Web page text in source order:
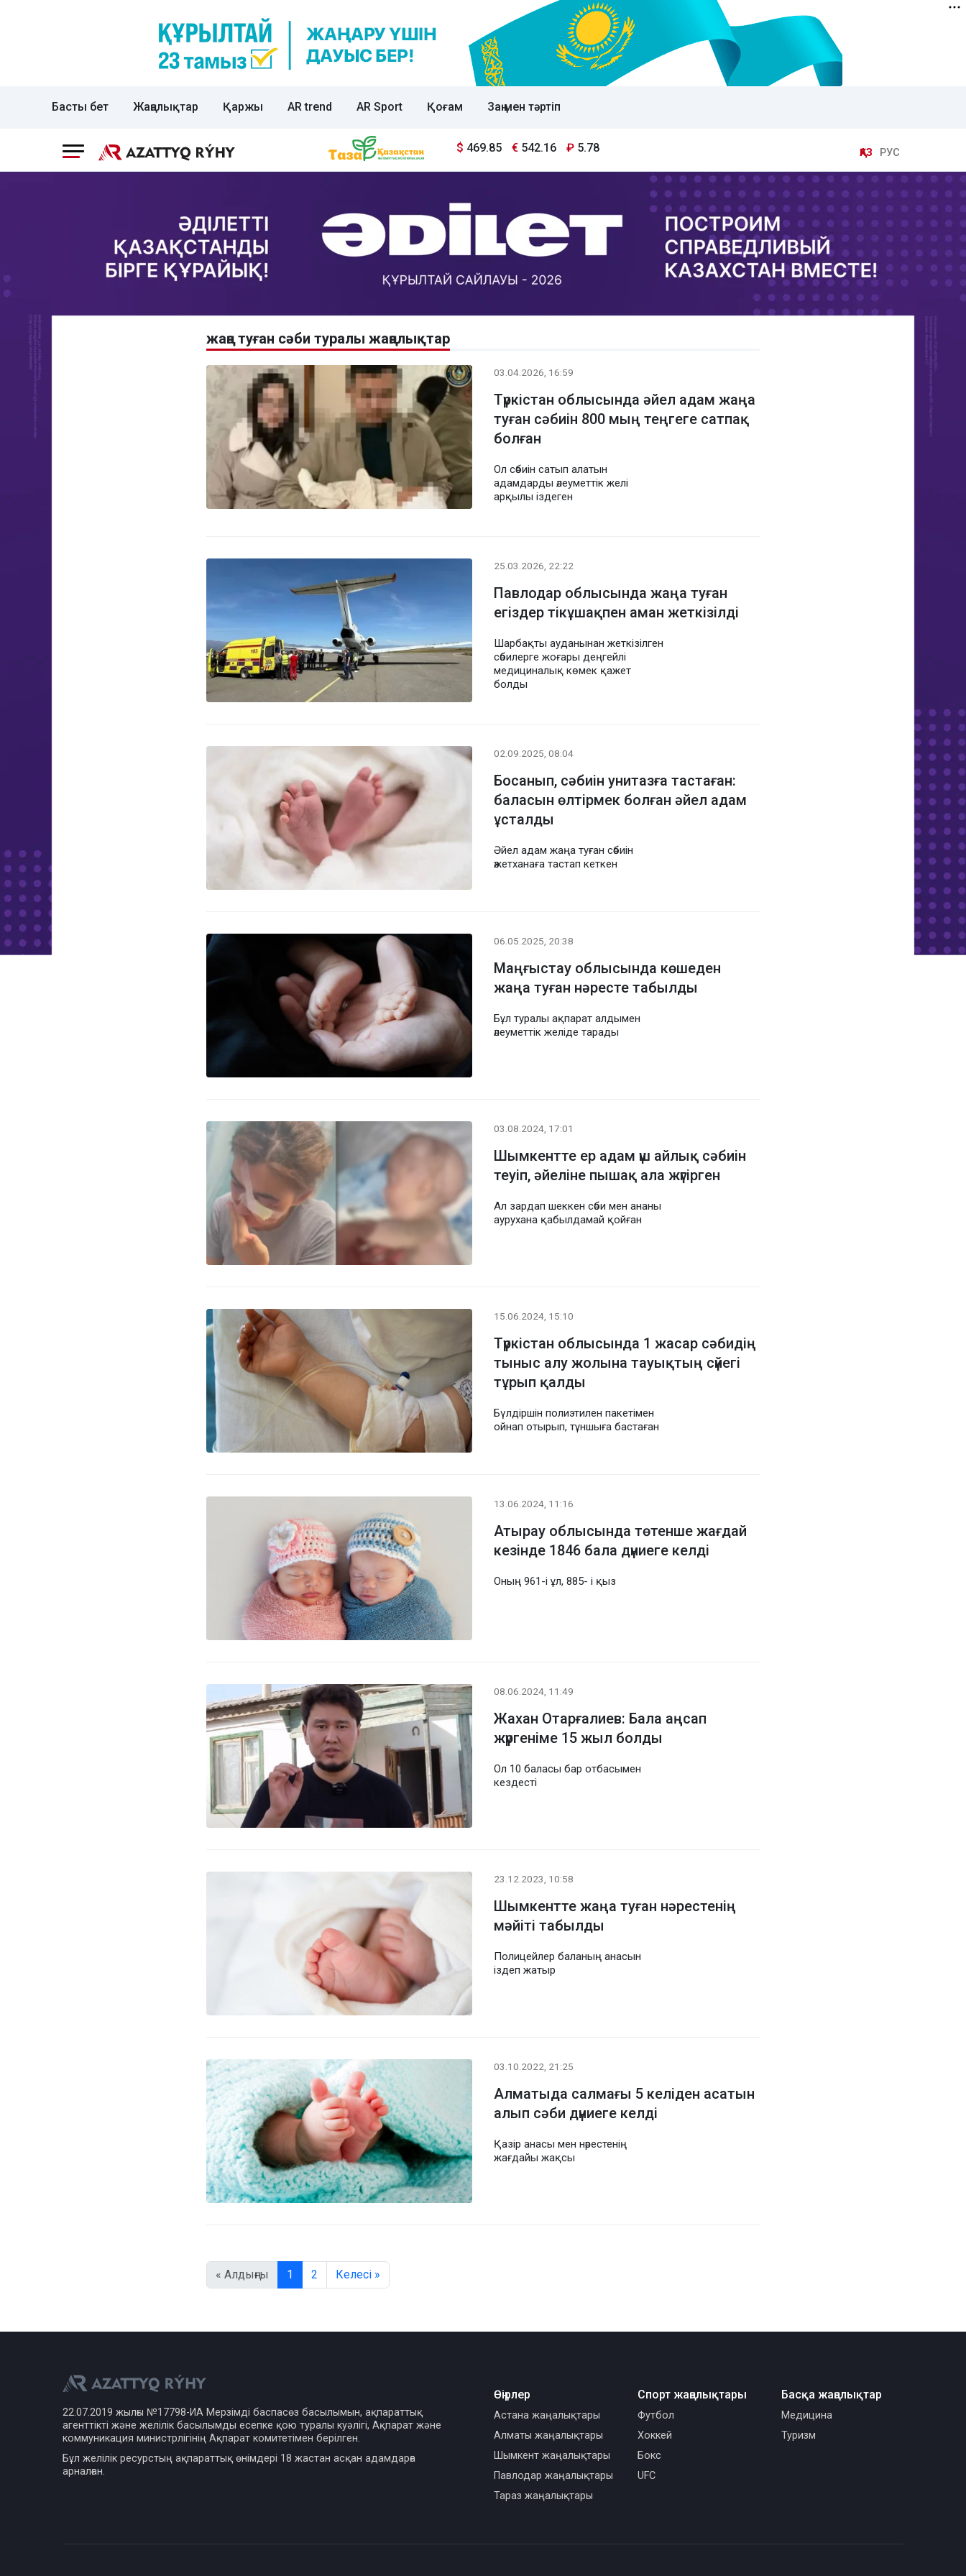
Басты бет Жаңалықтар Қаржы AR trend AR Sport Қоғам Заң мен тәртіп
$ 469.85 € 542.16 ₽ 5.78 ҚАЗ РУС
жаңа туған сәби туралы жаңалықтар
03.04.2026, 16:59
Түркістан облысында әйел адам жаңа
туған сәбиін 800 мың теңгеге сатпақ
болған
Ол сәбиін сатып алатын
адамдарды әлеуметтік желі
арқылы іздеген
25.03.2026, 22:22
Павлодар облысында жаңа туған
егіздер тікұшақпен аман жеткізілді
Шарбақты ауданынан жеткізілген
сәбилерге жоғары деңгейлі
медициналық көмек қажет
болды
02.09.2025, 08:04
Босанып, сәбиін унитазға тастаған:
баласын өлтірмек болған әйел адам
ұсталды
Әйел адам жаңа туған сәбиін
әжетханаға тастап кеткен
06.05.2025, 20:38
Маңғыстау облысында көшеден
жаңа туған нәресте табылды
Бұл туралы ақпарат алдымен
әлеуметтік желіде тарады
03.08.2024, 17:01
Шымкентте ер адам үш айлық сәбиін
теуіп, әйеліне пышақ ала жүгірген
Ал зардап шеккен сәби мен ананы
аурухана қабылдамай қойған
15.06.2024, 15:10
Түркістан облысында 1 жасар сәбидің
тыныс алу жолына тауықтың сүйегі
тұрып қалды
Бүлдіршін полиэтилен пакетімен
ойнап отырып, тұншыға бастаған
13.06.2024, 11:16
Атырау облысында төтенше жағдай
кезінде 1846 бала дүниеге келді
Оның 961-і ұл, 885- і қыз
08.06.2024, 11:49
Жахан Отарғалиев: Бала аңсап
жүргеніме 15 жыл болды
Ол 10 баласы бар отбасымен
кездесті
23.12.2023, 10:58
Шымкентте жаңа туған нәрестенің
мәйіті табылды
Полицейлер баланың анасын
іздеп жатыр
03.10.2022, 21:25
Алматыда салмағы 5 келіден асатын
алып сәби дүниеге келді
Қазір анасы мен нәрестенің
жағдайы жақсы
« Алдыңғы 1 2 Келесі »
22.07.2019 жылғы №17798-ИА Мерзімді баспасөз басылымын, ақпараттық
агенттікті және желілік басылымды есепке қою туралы куәлігі, Ақпарат және
коммуникация министрлігінің Ақпарат комитетімен берілген.
Бұл желілік ресурстың ақпараттық өнімдері 18 жастан асқан адамдарға
арналған.
Өңірлер
Астана жаңалықтары
Алматы жаңалықтары
Шымкент жаңалықтары
Павлодар жаңалықтары
Тараз жаңалықтары
Спорт жаңалықтары
Футбол
Хоккей
Бокс
UFC
Басқа жаңалықтар
Медицина
Туризм